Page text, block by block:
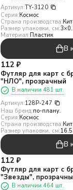
Артикул:TY-3120
Серия:Космос
Страна производства:
Размер упаковки, см:
Материал:Пластик
В
112 ₽
Футляр для карт с
"НЛО", прозрачный
В наличии 481 шт.
Артикул:128P-247
Наш бренд:по-плану.
Серия:Космос
Страна производства:
Размер упаковки, см:
В
112 ₽
Футляр для карт с
"Звезды",
В наличии 464 шт.